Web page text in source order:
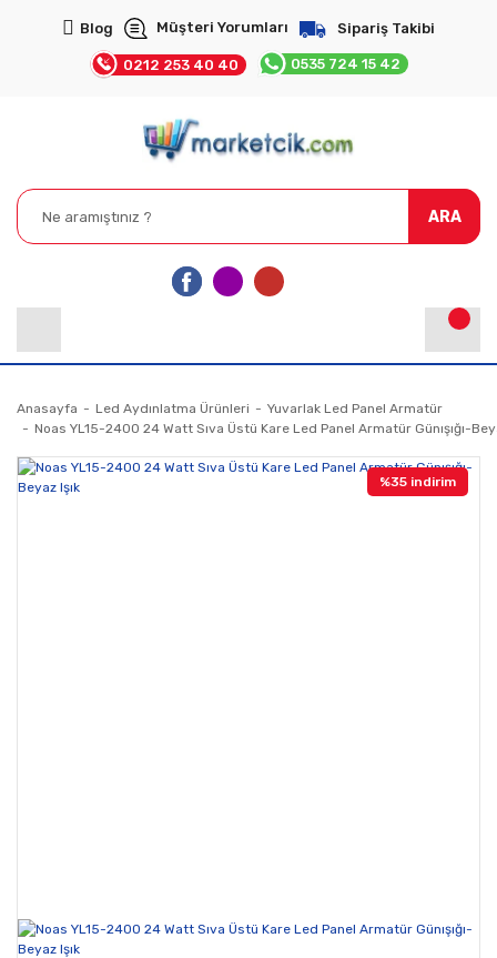
Blog Müşteri Yorumları Sipariş Takibi
0212 253 40 40 0535 724 15 42
ARA
Anasayfa Led Aydınlatma Ürünleri
Yuvarlak Led Panel Armatür
Noas YL15-2400 24 Watt Sıva Üstü Kare Led Panel Armatür Günışığı-
%35 indirim